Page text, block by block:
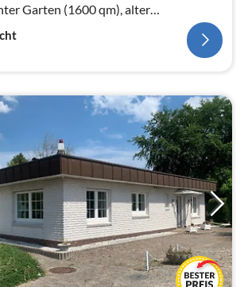
Garten (1600 qm), alter